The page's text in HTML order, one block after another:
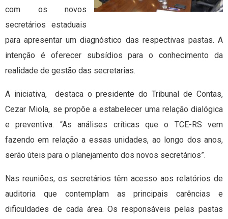
com os novos
secretários estaduais
para apresentar um diagnóstico das respectivas pastas. A
intenção é oferecer subsídios para o conhecimento da
realidade de gestão das secretarias.
A iniciativa, destaca o presidente do Tribunal de Contas,
Cezar Miola, se propõe a estabelecer uma relação dialógica
e preventiva. “As análises críticas que o TCE-RS vem
fazendo em relação a essas unidades, ao longo dos anos,
serão úteis para o planejamento dos novos secretários”.
Nas reuniões, os secretários têm acesso aos relatórios de
auditoria que contemplam as principais carências e
dificuldades de cada área. Os responsáveis pelas pastas